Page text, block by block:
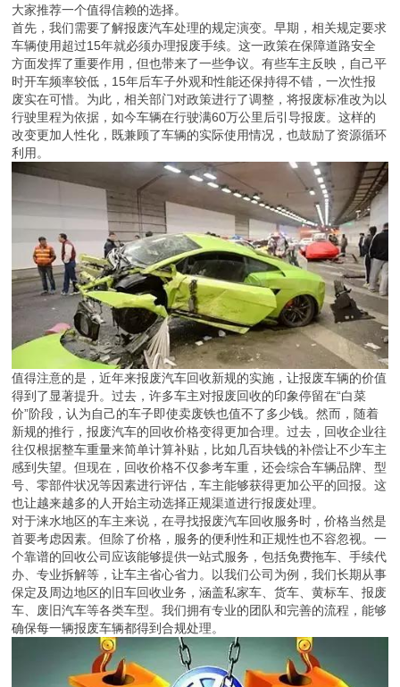
大家推荐一个值得信赖的选择。
首先，我们需要了解报废汽车处理的规定演变。早期，相关规定要求
车辆使用超过15年就必须办理报废手续。这一政策在保障道路安全
方面发挥了重要作用，但也带来了一些争议。有些车主反映，自己平
时开车频率较低，15年后车子外观和性能还保持得不错，一次性报
废实在可惜。为此，相关部门对政策进行了调整，将报废标准改为以
行驶里程为依据，如今车辆在行驶满60万公里后引导报废。这样的
改变更加人性化，既兼顾了车辆的实际使用情况，也鼓励了资源循环
利用。
值得注意的是，近年来报废汽车回收新规的实施，让报废车辆的价值
得到了显著提升。过去，许多车主对报废回收的印象停留在“白菜
价”阶段，认为自己的车子即使卖废铁也值不了多少钱。然而，随着
新规的推行，报废汽车的回收价格变得更加合理。过去，回收企业往
往仅根据整车重量来简单计算补贴，比如几百块钱的补偿让不少车主
感到失望。但现在，回收价格不仅参考车重，还会综合车辆品牌、型
号、零部件状况等因素进行评估，车主能够获得更加公平的回报。这
也让越来越多的人开始主动选择正规渠道进行报废处理。
对于涞水地区的车主来说，在寻找报废汽车回收服务时，价格当然是
首要考虑因素。但除了价格，服务的便利性和正规性也不容忽视。一
个靠谱的回收公司应该能够提供一站式服务，包括免费拖车、手续代
办、专业拆解等，让车主省心省力。以我们公司为例，我们长期从事
保定及周边地区的旧车回收业务，涵盖私家车、货车、黄标车、报废
车、废旧汽车等各类车型。我们拥有专业的团队和完善的流程，能够
确保每一辆报废车辆都得到合规处理。